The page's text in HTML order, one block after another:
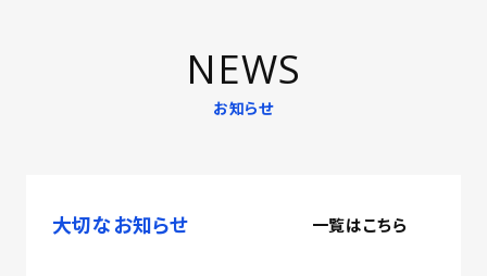
NEWS
お知らせ
大切なお知らせ 一覧はこちら